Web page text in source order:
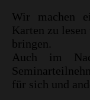
Wir machen
Karten zu
bringen.
Auch im
für sich und